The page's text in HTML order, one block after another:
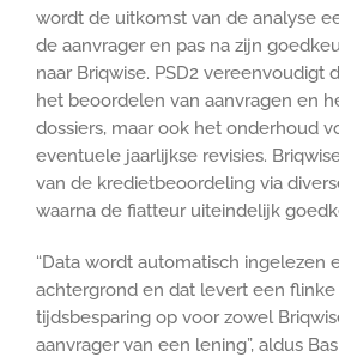
wordt de uitkomst van de analyse
de aanvrager en pas na zijn
naar Briqwise. PSD2 vereenvoudigt
het beoordelen van aanvragen en
dossiers, maar ook het onderhoud
eventuele jaarlijkse revisies.
van de kredietbeoordeling via
waarna de fiatteur uiteindelijk
“Data wordt automatisch ingelezen
achtergrond en dat levert een flinke
tijdsbesparing op voor zowel
aanvrager van een lening”, aldus